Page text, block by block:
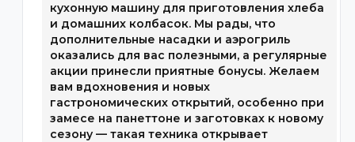
кухонную машину для приготовления хлеба
и домашних колбасок. Мы рады, что
дополнительные насадки и аэрогриль
оказались для вас полезными, а регулярные
акции принесли приятные бонусы. Желаем
вам вдохновения и новых
гастрономических открытий, особенно при
замесе на панеттоне и заготовках к новому
сезону — такая техника открывает